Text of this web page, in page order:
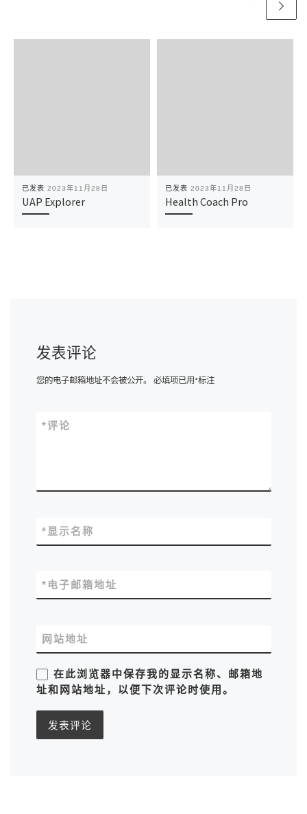
已发表 2023年11月28日
UAP Explorer
已发表 2023年11月28日
Health Coach Pro
发表评论
您的电子邮箱地址不会被公开。 必填项已用*标注
评论
*
显示名称
*
电子邮箱地址
*
网站地址
在此浏览器中保存我的显示名称、邮箱地
址和网站地址，以便下次评论时使用。